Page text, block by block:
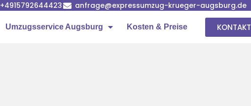
+4915792644423 anfrage@expressumzug-krueger-augsburg.de
Umzugsservice Augsburg Kosten & Preise KONTAKT